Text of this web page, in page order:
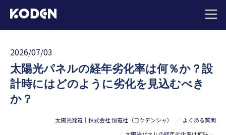
2026/07/03
太陽光パネルの経年劣化率は何％か？設
計時にはどのように劣化を見込むべき
か？
太陽光発電｜株式会社 恒電社（コウデンシャ）
よくある質問